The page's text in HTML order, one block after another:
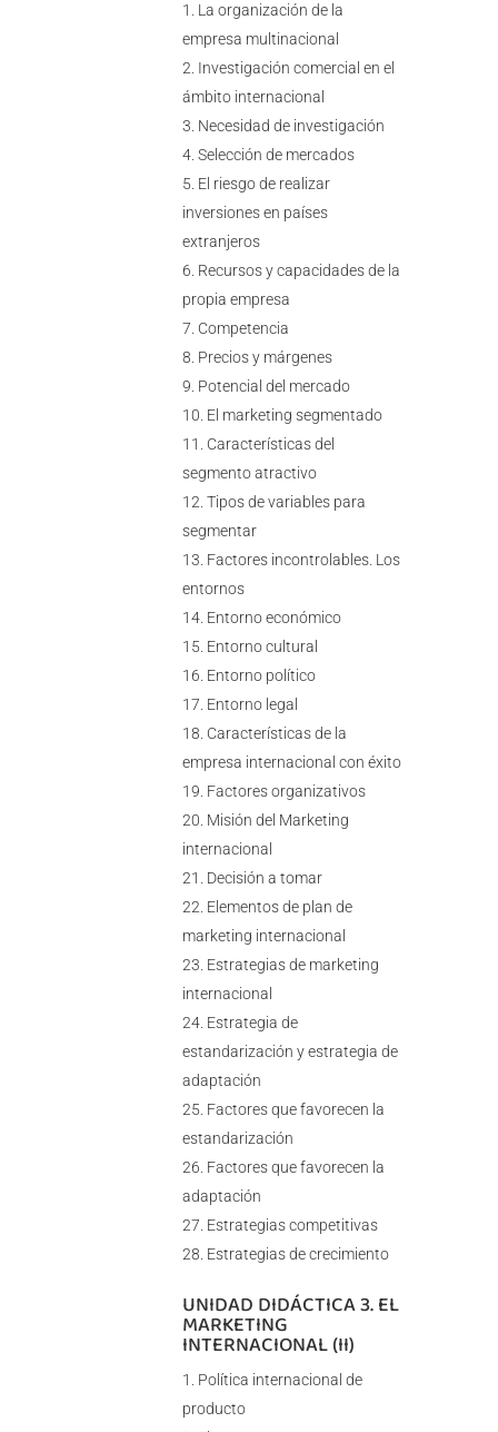
La organización de la
empresa multinacional
Investigación comercial en el
ámbito internacional
Necesidad de investigación
Selección de mercados
El riesgo de realizar
inversiones en países
extranjeros
Recursos y capacidades de la
propia empresa
Competencia
Precios y márgenes
Potencial del mercado
El marketing segmentado
Características del
segmento atractivo
Tipos de variables para
segmentar
Factores incontrolables. Los
entornos
Entorno económico
Entorno cultural
Entorno político
Entorno legal
Características de la
empresa internacional con éxito
Factores organizativos
Misión del Marketing
internacional
Decisión a tomar
Elementos de plan de
marketing internacional
Estrategias de marketing
internacional
Estrategia de
estandarización y estrategia de
adaptación
Factores que favorecen la
estandarización
Factores que favorecen la
adaptación
Estrategias competitivas
Estrategias de crecimiento
UNIDAD DIDÁCTICA 3. EL
MARKETING
INTERNACIONAL (II)
Política internacional de
producto